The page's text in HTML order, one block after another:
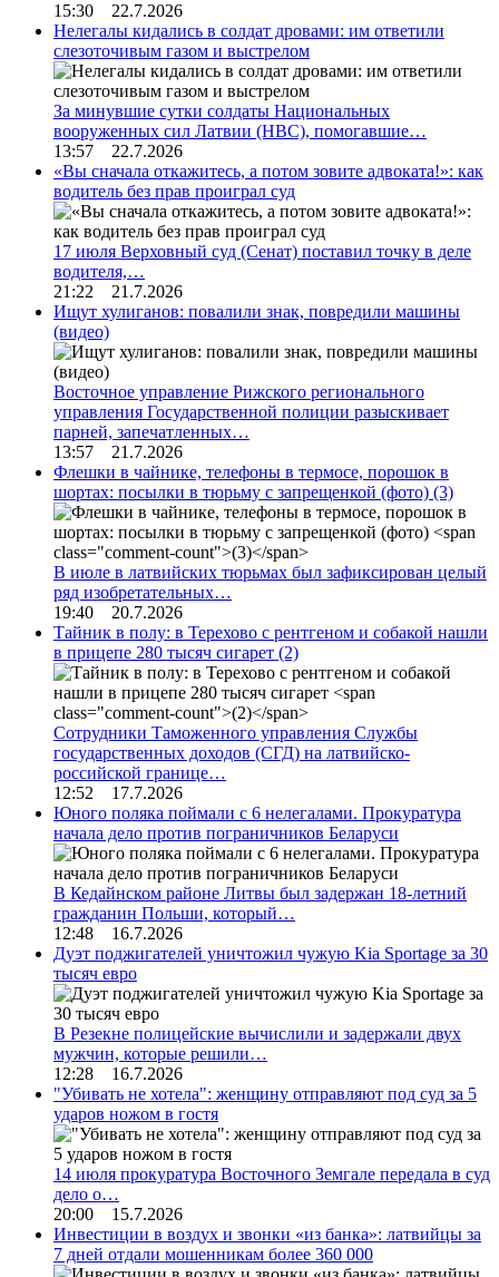
15:30 22.7.2026
Нелегалы кидались в солдат дровами: им ответили
слезоточивым газом и выстрелом
За минувшие сутки солдаты Национальных
вооруженных сил Латвии (НВС), помогавшие…
13:57 22.7.2026
«Вы сначала откажитесь, а потом зовите адвоката!»: как
водитель без прав проиграл суд
17 июля Верховный суд (Сенат) поставил точку в деле
водителя,…
21:22 21.7.2026
Ищут хулиганов: повалили знак, повредили машины
(видео)
Восточное управление Рижского регионального
управления Государственной полиции разыскивает
парней, запечатленных…
13:57 21.7.2026
Флешки в чайнике, телефоны в термосе, порошок в
шортах: посылки в тюрьму с запрещенкой (фото) (3)
В июле в латвийских тюрьмах был зафиксирован целый
ряд изобретательных…
19:40 20.7.2026
Тайник в полу: в Терехово с рентгеном и собакой нашли
в прицепе 280 тысяч сигарет (2)
Сотрудники Таможенного управления Службы
государственных доходов (СГД) на латвийско-
российской границе…
12:52 17.7.2026
Юного поляка поймали с 6 нелегалами. Прокуратура
начала дело против пограничников Беларуси
В Кедайнском районе Литвы был задержан 18-летний
гражданин Польши, который…
12:48 16.7.2026
Дуэт поджигателей уничтожил чужую Kia Sportage за 30
тысяч евро
В Резекне полицейские вычислили и задержали двух
мужчин, которые решили…
12:28 16.7.2026
"Убивать не хотела": женщину отправляют под суд за 5
ударов ножом в гостя
14 июля прокуратура Восточного Земгале передала в суд
дело о…
20:00 15.7.2026
Инвестиции в воздух и звонки «из банка»: латвийцы за
7 дней отдали мошенникам более 360 000